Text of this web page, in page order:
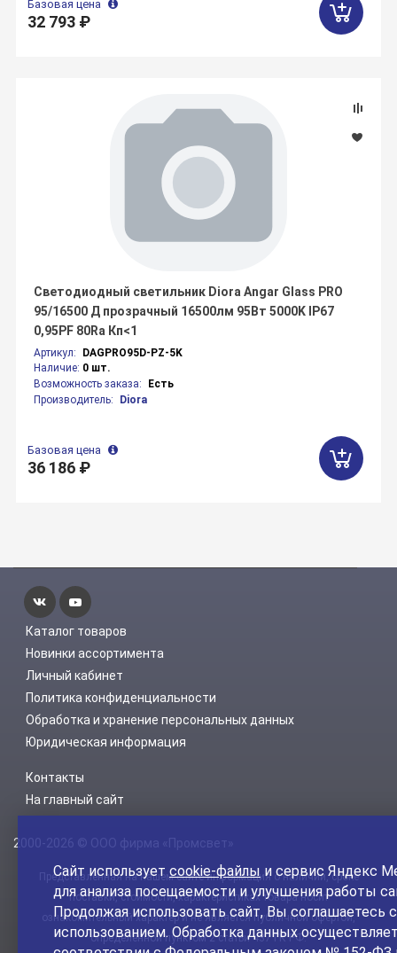
Базовая цена
32 793 ₽
Артикул:
DAGPRO95D-PZ-5K
Наличие: 0 шт.
Возможность заказа:
Есть
Производитель:
Diora
Светодиодный светильник Diora Angar Glass PRO
95/16500 Д прозрачный 16500лм 95Вт 5000K IP67
0,95PF 80Ra Кп<1
Базовая цена
36 186 ₽
Каталог товаров
Новинки ассортимента
Личный кабинет
Политика конфиденциальности
Обработка и хранение персональных данных
Юридическая информация
Контакты
На главный сайт
2000-2026 © ООО фирма «Промсвет»
Представленная на нашем сайте информация о наличии, сроке
поставки, стоимости, характеристиках товара носит
ознакомительный характер и не является публичной офертой,
определенной пунктом 2 статьи 437 ГК РФ.
Сайт используетcookie-файлы и сервис Яндекс
для анализа посещаемости и улучшения работы
Продолжая использовать сайт, Вы соглашаетесь
использованием. Обработка данных